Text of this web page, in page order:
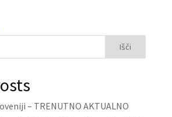
Išči
– TRENUTNO AKTUALNO